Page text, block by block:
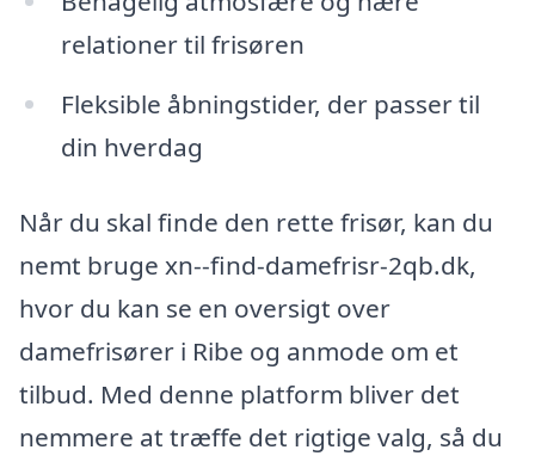
relationer til frisøren
Fleksible åbningstider, der passer til
din hverdag
Når du skal finde den rette frisør, kan du
nemt bruge xn--find-damefrisr-2qb.dk,
hvor du kan se en oversigt over
damefrisører i Ribe og anmode om et
tilbud. Med denne platform bliver det
nemmere at træffe det rigtige valg, så du